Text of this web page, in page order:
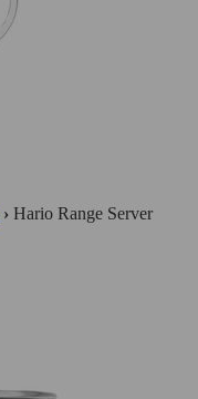
› Hario Range Server